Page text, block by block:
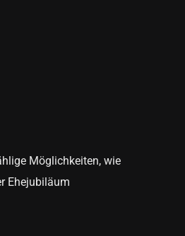
Möglichkeiten, wie
Ehejubiläum